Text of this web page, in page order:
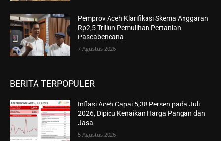
Pemprov Aceh Klarifikasi Skema Anggaran
Rp2,5 Triliun Pemulihan Pertanian
Pascabencana
7 Agustus 2026
BERITA TERPOPULER
Inflasi Aceh Capai 5,38 Persen pada Juli
2026, Dipicu Kenaikan Harga Pangan dan
Jasa
5 Agustus 2026